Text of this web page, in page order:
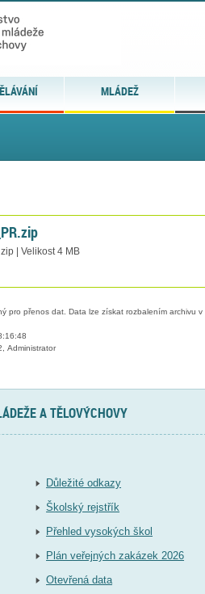
MLÁDEŽ
| Velikost 4 MB
pro přenos dat. Data lze získat rozbalením archivu
Administrator
A TĚLOVÝCHOVY
Důležité odkazy
Školský rejstřík
Přehled vysokých škol
Plán veřejných zakázek 2026
Otevřená data